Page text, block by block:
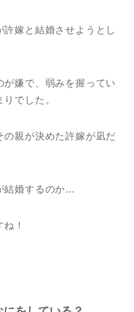
嫁と結婚させようとし
嫌で、弱みを握ってい
でした。
の親が決めた許嫁が凪だ
結婚するのか…
！